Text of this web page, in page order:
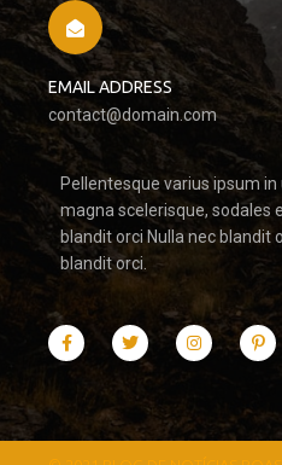
EMAIL ADDRESS
contact@domain.com
Pellentesque varius ipsum
magna scelerisque, sodales
blandit orci Nulla nec blandit
blandit orci.